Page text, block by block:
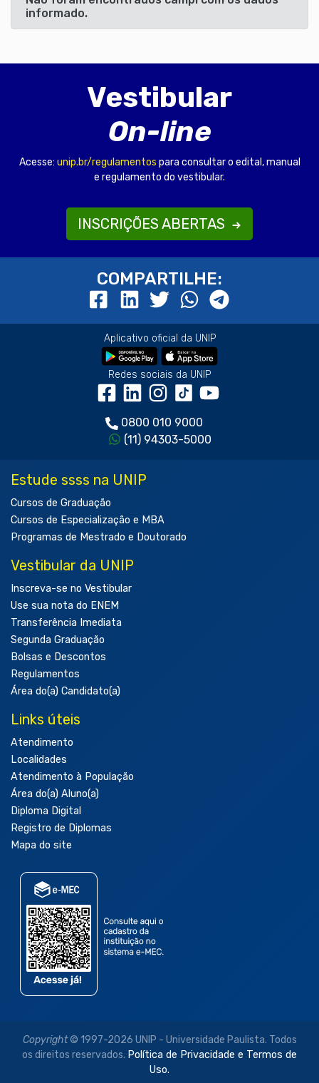
informado.
Vestibular
On-line
Acesse: unip.br/regulamentos para consultar o edital, manual
e regulamento do vestibular.
INSCRIÇÕES ABERTAS
COMPARTILHE:
Aplicativo oficial da UNIP
Redes sociais da UNIP
0800 010 9000
(11) 94303-5000
Estude ssss na UNIP
Cursos de Graduação
Cursos de Especialização e MBA
Programas de Mestrado e Doutorado
Vestibular da UNIP
Inscreva-se no Vestibular
Use sua nota do ENEM
Transferência Imediata
Segunda Graduação
Bolsas e Descontos
Regulamentos
Área do(a) Candidato(a)
Links úteis
Atendimento
Localidades
Atendimento à População
Área do(a) Aluno(a)
Diploma Digital
Registro de Diplomas
Mapa do site
Copyright© 1997-2026 UNIP - Universidade Paulista. Todos
os direitos reservados. Política de Privacidade e Termos de
Uso.